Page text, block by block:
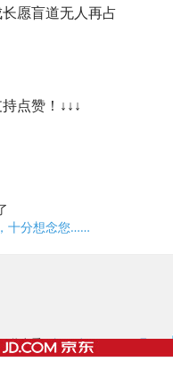
愿盲道无人再占
点赞！↓↓↓
十分想念您……
信息看 /粤ICP备17153186号-2，